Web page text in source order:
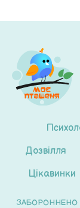
Дозвілля
Цікавинки
ЗАБОРОННЕНО